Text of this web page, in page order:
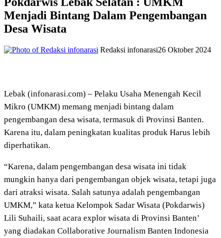
Menjadi Bintang Dalam Pengembangan
Desa Wisata
Redaksi infonarasi26 Oktober 2024
Lebak (infonarasi.com) – Pelaku Usaha Menengah Kecil
Mikro (UMKM) memang menjadi bintang dalam
pengembangan desa wisata, termasuk di Provinsi Banten.
Karena itu, dalam peningkatan kualitas produk Harus lebih
diperhatikan.
“Karena, dalam pengembangan desa wisata ini tidak
mungkin hanya dari pengembangan objek wisata, tetapi juga
dari atraksi wisata. Salah satunya adalah pengembangan
UMKM,” kata ketua Kelompok Sadar Wisata (Pokdarwis)
Lili Suhaili, saat acara explor wisata di Provinsi Banten’
yang diadakan Collaborative Journalism Banten Indonesia